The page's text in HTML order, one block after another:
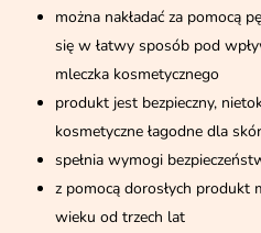
można nakładać za pomocą
się w łatwy sposób pod
mleczka kosmetycznego
produkt jest bezpieczny,
kosmetyczne łagodne dla
spełnia wymogi
z pomocą dorosłych produkt
wieku od trzech lat